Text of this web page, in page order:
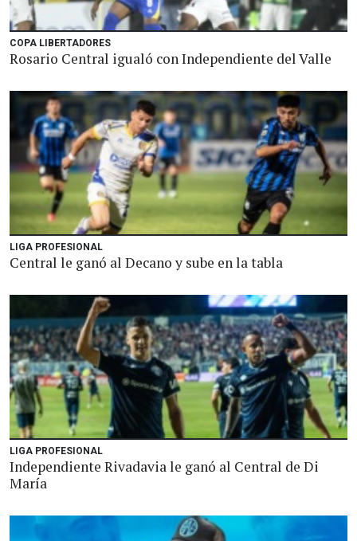
COPA LIBERTADORES
Rosario Central igualó con Independiente del Valle
LIGA PROFESIONAL
Central le ganó al Decano y sube en la tabla
LIGA PROFESIONAL
Independiente Rivadavia le ganó al Central de Di
María